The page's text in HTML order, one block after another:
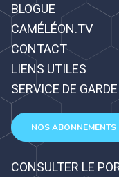
BLOGUE
CAMÉLÉON.TV
CONTACT
LIENS UTILES
SERVICE DE GARDE
NOS ABONNEMENTS
CONSULTER LE